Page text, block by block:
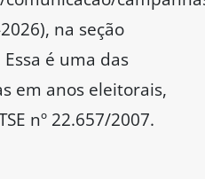
na seção
é uma das
em anos eleitorais,
nº 22.657/2007.